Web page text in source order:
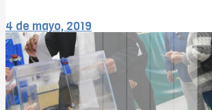
4 de mayo, 2019